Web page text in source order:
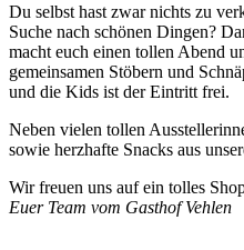
Du selbst hast zwar nichts zu
Suche nach schönen Dingen?
macht euch einen tollen Abend
gemeinsamen Stöbern und
und die Kids ist der Eintritt frei.
Neben vielen tollen
sowie herzhafte Snacks aus
Wir freuen uns auf ein tolles
Euer Team vom Gasthof Vehlen